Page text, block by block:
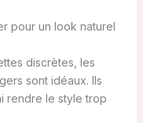
pour un look naturel
discrètes, les
sont idéaux. Ils
rendre le style trop